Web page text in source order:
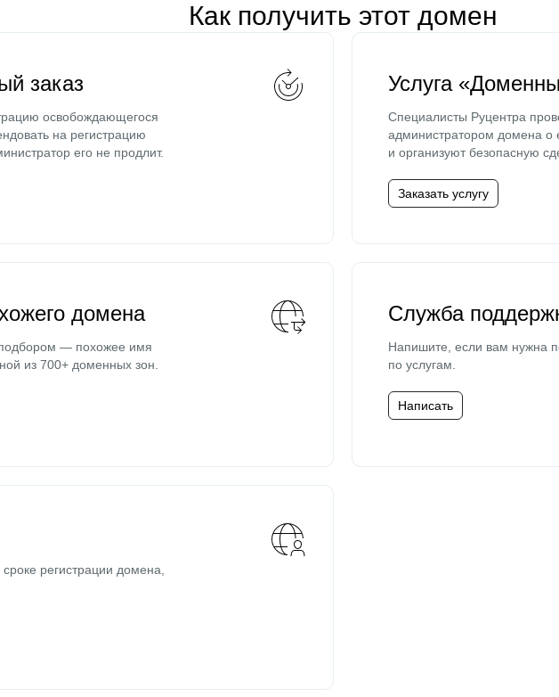
Как получить этот домен
заказ
освобождающегося
на регистрацию
его не продлит.
Услуга
Специалисты Руцентра
администратором домена о
и организуют безопасную
Заказать услугу
домена
— похожее имя
из 700+ доменных зон.
Служба
Напишите, если вам нужна
по услугам.
Написать
регистрации домена,